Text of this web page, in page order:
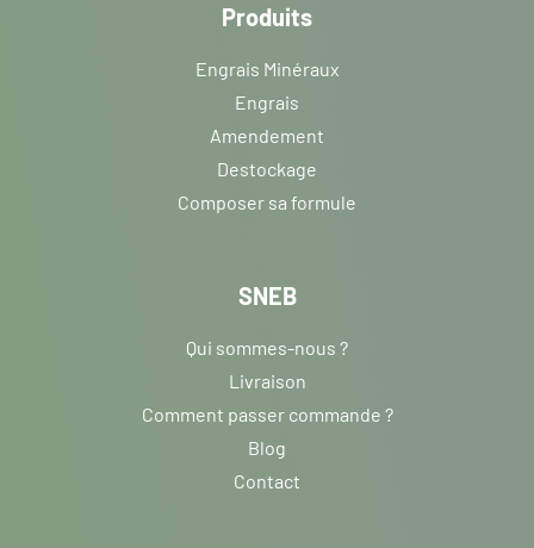
Produits
Engrais Minéraux
Engrais
Amendement
Destockage
Composer sa formule
SNEB
Qui sommes-nous ?
Livraison
Comment passer commande ?
Blog
Contact